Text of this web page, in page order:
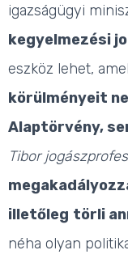
igazságügyi
kegyelmezési
eszköz lehet,
körülményeit
Alaptörvény,
Tibor
illetőleg törli
néha olyan